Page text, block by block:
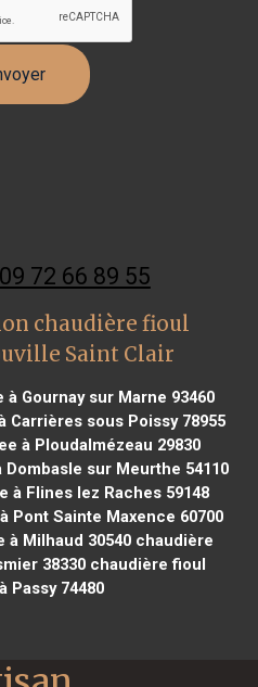
72 66 89 55
chaudière fioul
Saint Clair
Gournay sur Marne 93460
Carrières sous Poissy 78955
à Ploudalmézeau 29830
sur Meurthe 54110
à Flines lez Raches 59148
Pont Sainte Maxence 60700
à Milhaud 30540chaudière
38330 chaudière fioul
Passy 74480